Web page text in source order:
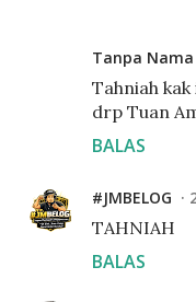
Tanpa Nama
Tahniah
drp Tuan
BALAS
#JMBELOG
TAHNIAH
BALAS